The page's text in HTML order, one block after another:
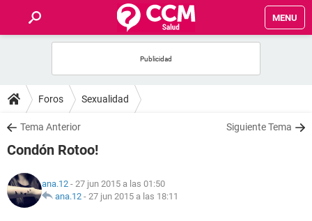
MENU
FOROS
SALUD
NUTRICIÓN
Foros Sexualidad
Tema Anterior Siguiente Tema
Condón Rotoo!
ana.12 - 27 jun 2015 a las 01:50
ana.12 - 27 jun 2015 a las 18:11